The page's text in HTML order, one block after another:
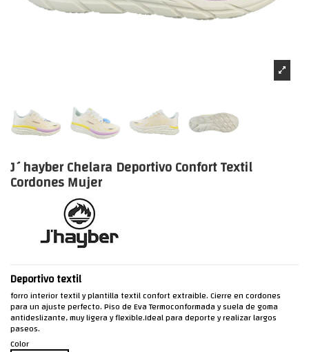
J´hayber Chelara Deportivo Confort Textil
Cordones Mujer
Deportivo textil
forro interior textil y plantilla textil confort extraible. Cierre en cordones
para un ajuste perfecto. Piso de Eva Termoconformada y suela de goma
antideslizante, muy ligera y flexible.Ideal para deporte y realizar largos
paseos.
Color